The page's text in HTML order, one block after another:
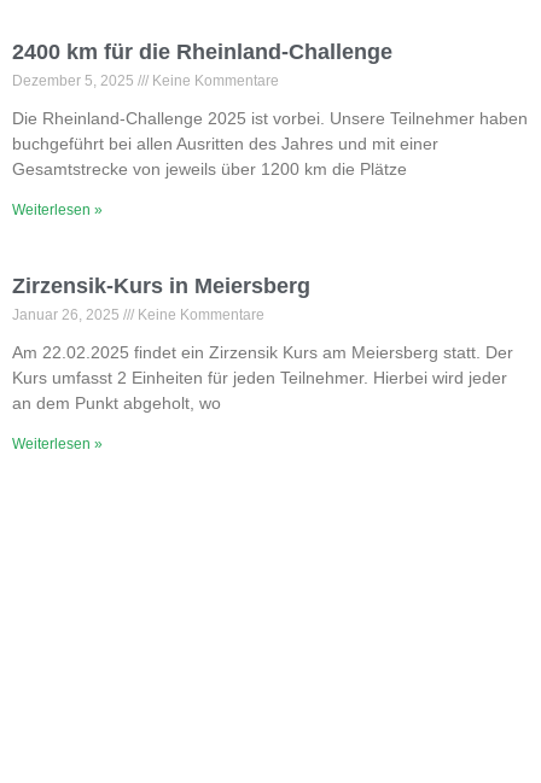
2400 km für die Rheinland-Challenge
Dezember 5, 2025 Keine Kommentare
Die Rheinland-Challenge 2025 ist vorbei. Unsere Teilnehmer haben
buchgeführt bei allen Ausritten des Jahres und mit einer
Gesamtstrecke von jeweils über 1200 km die Plätze
Weiterlesen »
Zirzensik-Kurs in Meiersberg
Januar 26, 2025 Keine Kommentare
Am 22.02.2025 findet ein Zirzensik Kurs am Meiersberg statt. Der
Kurs umfasst 2 Einheiten für jeden Teilnehmer. Hierbei wird jeder
an dem Punkt abgeholt, wo
Weiterlesen »